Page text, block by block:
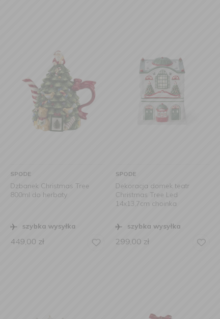
SPODE
Dzbanek Christmas Tree
800ml do herbaty
szybka wysyłka
449,00 zł
SPODE
Dekoracja domek teatr
Christmas Tree Led
14x13,7cm choinka
szybka wysyłka
299,00 zł